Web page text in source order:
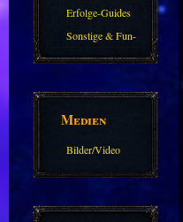
Erfolge-Guides
Sonstige & Fun-
Guides
Medien
Bilder/Video